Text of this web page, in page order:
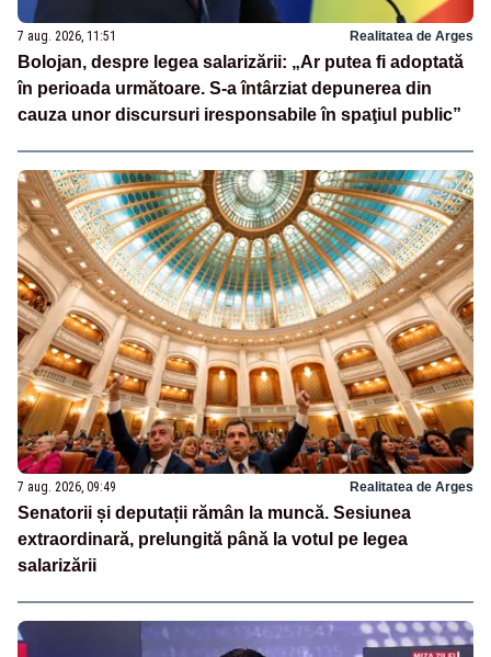
7 aug. 2026, 11:51 Realitatea de Arges
Bolojan, despre legea salarizării: „Ar putea fi adoptată
în perioada următoare. S-a întârziat depunerea din
cauza unor discursuri iresponsabile în spaţiul public”
7 aug. 2026, 09:49 Realitatea de Arges
Senatorii și deputații rămân la muncă. Sesiunea
extraordinară, prelungită până la votul pe legea
salarizării